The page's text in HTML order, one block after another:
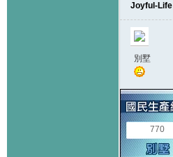
Joyful-Life
別墅
770